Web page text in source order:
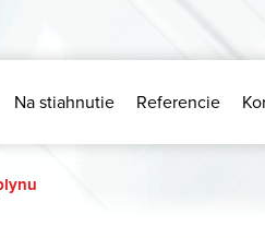
Na stiahnutie Referencie